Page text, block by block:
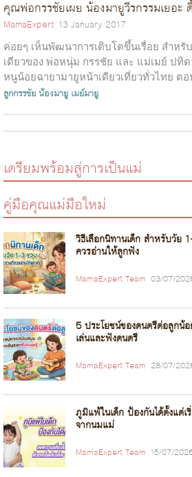
คุณพ่อกรรชัยเผย น้องมายูวีรกรรมเยอะ
MamaExpert 13 January 2017
ค่อยๆ เห็นพัฒนาการเติบโตขึ้นเรื่อย สำหรั
เดียวของ พ่อหนุ่ม กรรชัย และ แม่เมย์ ปทิ
หนูน้อยฉายามายูหน้าเดียวเที่ยวทั่วไทย ต
ลูกกรรชัยน้องมายู เมย์มายู
เตรียมพร้อมสู่การเป็นแม่
คู่มือคุณแม่มือใหม่
วิธีเลือกนิทานเด็ก สำหรับวัย
ควรอ่านให้ลูกฟัง
MamaExpert Team 03/07/
5 ประโยชน์ของดนตรีต่อลูก
เล่นและฟังดนตรี
MamaExpert Team 28/07/
ภูมิแพ้ในเด็ก ป้องกันได้ตั้งแต่
จากนมแม่
MamaExpert Team 15/07/